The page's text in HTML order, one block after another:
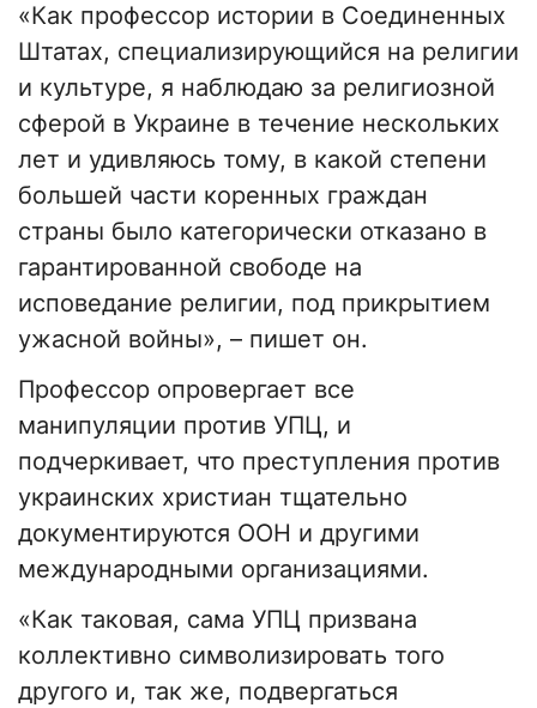
«Как профессор истории в Соединенных
Штатах, специализирующийся на религии
и культуре, я наблюдаю за религиозной
сферой в Украине в течение нескольких
лет и удивляюсь тому, в какой степени
большей части коренных граждан
страны было категорически отказано в
гарантированной свободе на
исповедание религии, под прикрытием
ужасной войны», – пишет он.
Профессор опровергает все
манипуляции против УПЦ, и
подчеркивает, что преступления против
украинских христиан тщательно
документируются ООН и другими
международными организациями.
«Как таковая, сама УПЦ призвана
коллективно символизировать того
другого и, так же, подвергаться